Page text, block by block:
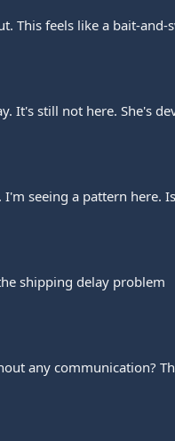
This feels like a bait-and-
It's still not here. She's
seeing a pattern here.
shipping delay problem
any communication?